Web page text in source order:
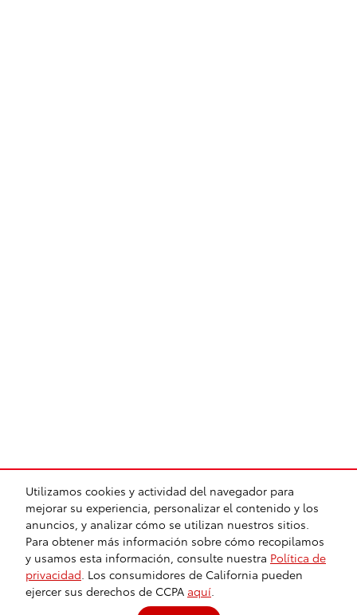
Utilizamos cookies y actividad del navegador para
mejorar su experiencia, personalizar el contenido y los
anuncios, y analizar cómo se utilizan nuestros sitios.
Para obtener más información sobre cómo recopilamos
y usamos esta información, consulte nuestra Política de
privacidad . Los consumidores de California pueden
ejercer sus derechos de CCPA aquí
BHA Accesibilidad Contacto Enlaces Privacidad
Mapa del sitio
Recalls
Recalls de Seguridad y Campañas de Mantenimiento